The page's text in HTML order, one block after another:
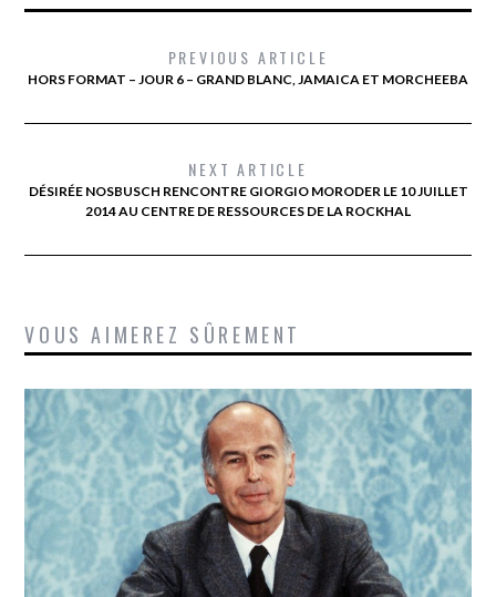
PREVIOUS ARTICLE
HORS FORMAT – JOUR 6 – GRAND BLANC, JAMAICA ET MORCHEEBA
NEXT ARTICLE
DÉSIRÉE NOSBUSCH RENCONTRE GIORGIO MORODER LE 10 JUILLET
2014 AU CENTRE DE RESSOURCES DE LA ROCKHAL
VOUS AIMEREZ SÛREMENT